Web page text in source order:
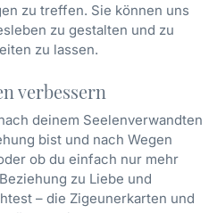
zu treffen. Sie können uns
zu gestalten und zu
zu lassen.
verbessern
deinem Seelenverwandten
bist und nach Wegen
ob du einfach nur mehr
zu Liebe und
– die Zigeunerkarten und